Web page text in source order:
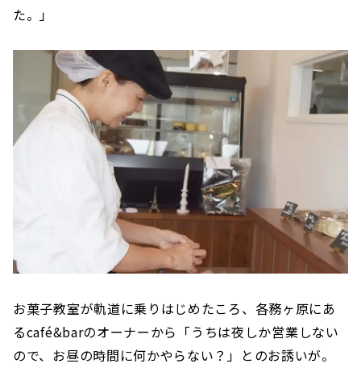
た。」
お菓子教室が軌道に乗りはじめたころ、各務ヶ原にあ
るcafé&barのオーナーから「うちは夜しか営業しない
ので、お昼の時間に何かやらない？」とのお誘いが。